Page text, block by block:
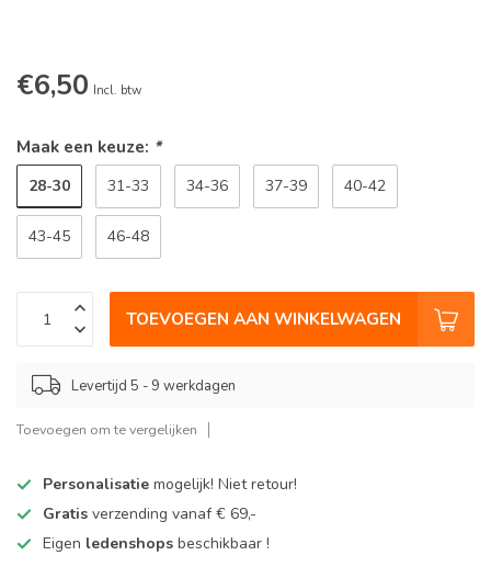
€6,50 Incl. btw
Maak een keuze: *
28-30 31-33 34-36 37-39 40-42
43-45 46-48
TOEVOEGEN AAN WINKELWAGEN
Levertijd 5 - 9 werkdagen
Toevoegen om te vergelijken
Personalisatie mogelijk! Niet retour!
Gratis verzending vanaf € 69,-
Eigen ledenshops beschikbaar !